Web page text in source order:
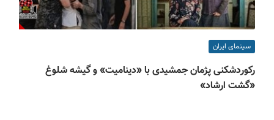
سینمای ایران
رکوردشکنی پژمان جمشیدی با «دینامیت» و گیشه شلوغ
«گشت ارشاد»